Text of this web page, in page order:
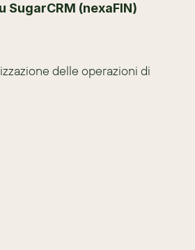
(nexaFIN)
delle operazioni di